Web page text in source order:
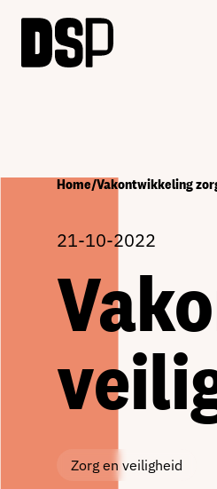
Home/Vakontwikkeling
21-10-2022
Zorg en veiligheid